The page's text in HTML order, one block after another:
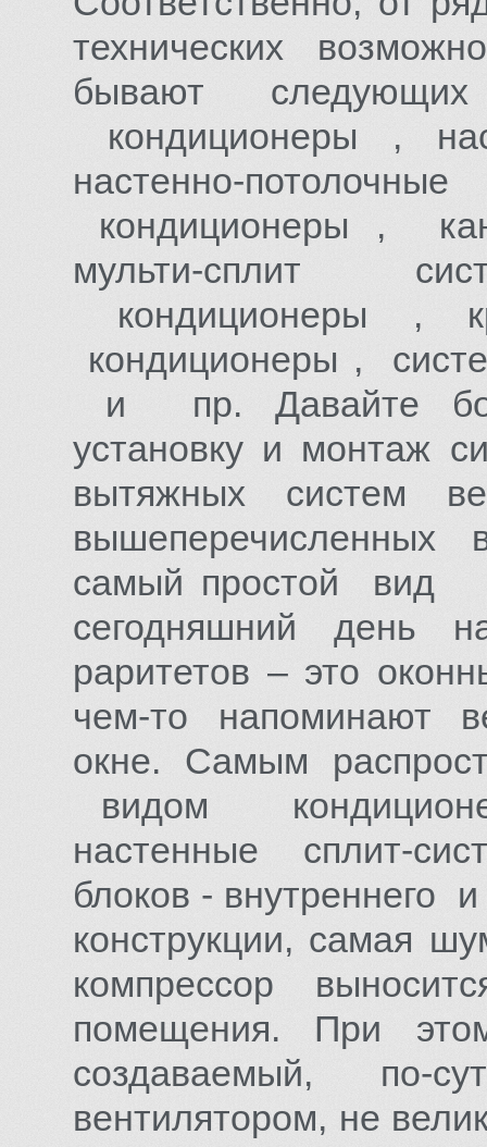
технических
бывают
кондиционеры ,
настенно-
кондиционеры ,
мульти-сплит
кондиционеры
кондиционеры ,
и пр. Давайте
установку и монтаж
вытяжных систем
вышеперечисленных
самый простой вид
сегодняшний день
раритетов – это
чем-то напоминают
окне. Самым
видом
настенные сплит-
блоков - внутреннего
конструкции, самая
компрессор
помещения. При
создаваемый, по-
вентилятором, не